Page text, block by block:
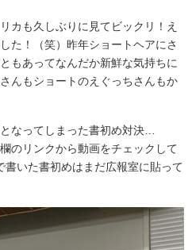
カも久しぶりに見てビックリ！え
た！（笑）昨年ショートヘアにさ
もあってなんだか新鮮な気持ちに
んもショートのえぐっちさんもか
なってしまった書初め対決…
のリンクから動画をチェックして
いた書初めはまだ広報室に貼って